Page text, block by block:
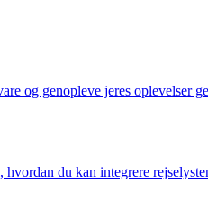
og genopleve jeres oplevelser
du kan integrere